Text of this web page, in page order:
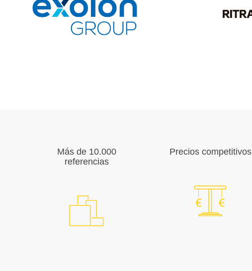
Más de 10.000
referencias
Precios competitivos